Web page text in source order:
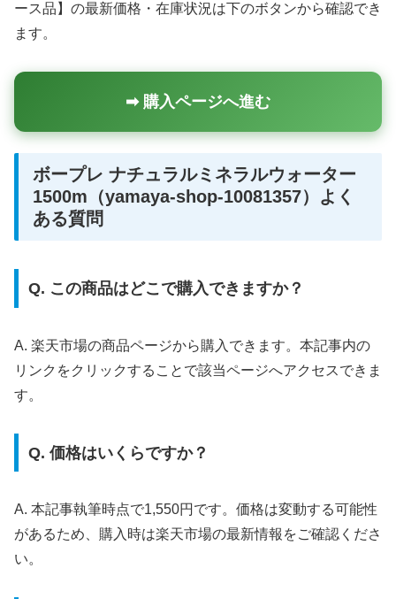
ース品】の最新価格・在庫状況は下のボタンから確認でき
ます。
➡ 購入ページへ進む
ボープレ ナチュラルミネラルウォーター
1500m（yamaya-shop-10081357）よく
ある質問
Q. この商品はどこで購入できますか？
A. 楽天市場の商品ページから購入できます。本記事内の
リンクをクリックすることで該当ページへアクセスできま
す。
Q. 価格はいくらですか？
A. 本記事執筆時点で1,550円です。価格は変動する可能性
があるため、購入時は楽天市場の最新情報をご確認くださ
い。